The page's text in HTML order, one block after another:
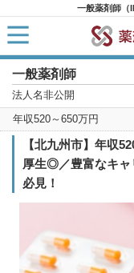
一般薬剤師（
一般薬剤師
法人名非公開
年収520～650万円
【北九州市】年収
厚生◎／豊富なキャ
必見！
HOME
求人検索
新着求人
求人ランキング
キャリアアドバイザ
コラム
転職支援サービスに